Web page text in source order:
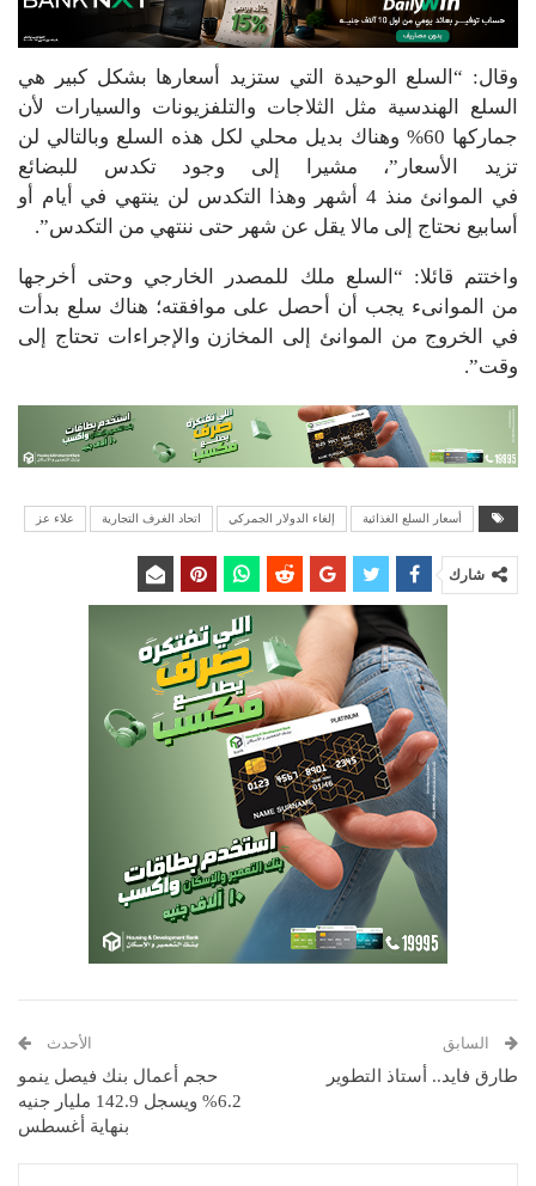
وقال: “السلع الوحيدة التي ستزيد أسعارها بشكل كبير هي
السلع الهندسية مثل الثلاجات والتلفزيونات والسيارات لأن
جماركها 60% وهناك بديل محلي لكل هذه السلع وبالتالي لن
تزيد الأسعار”، مشيرا إلى وجود تكدس للبضائع
في الموانئ منذ 4 أشهر وهذا التكدس لن ينتهي في أيام أو
أسابيع نحتاج إلى مالا يقل عن شهر حتى ننتهي من التكدس”.
واختتم قائلا: “السلع ملك للمصدر الخارجي وحتى أخرجها
من الموانىء يجب أن أحصل على موافقته؛ هناك سلع بدأت
في الخروج من الموانئ إلى المخازن والإجراءات تحتاج إلى
وقت”.
أسعار السلع الغذائية إلغاء الدولار الجمركي اتحاد الغرف التجارية علاء عز
شارك
السابق
طارق فايد.. أستاذ التطوير
الأحدث
حجم أعمال بنك فيصل ينمو
6.2% ويسجل 142.9 مليار جنيه
بنهاية أغسطس